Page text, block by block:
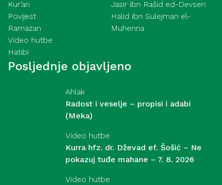
Kur’an
Povijest
Ramazan
Video hutbe
Hatibi
Jasir ibn Rašid ed-Devseri
Halid ibn Sulejman el-
Muhenna
Posljednje objavljeno
Ahlak
Radost i veselje – propisi i adabi
(Meka)
Video hutbe
Kurra hfz. dr. Dževad ef. Šošić – Ne
pokazuj tuđe mahane – 7. 8. 2026
Video hutbe